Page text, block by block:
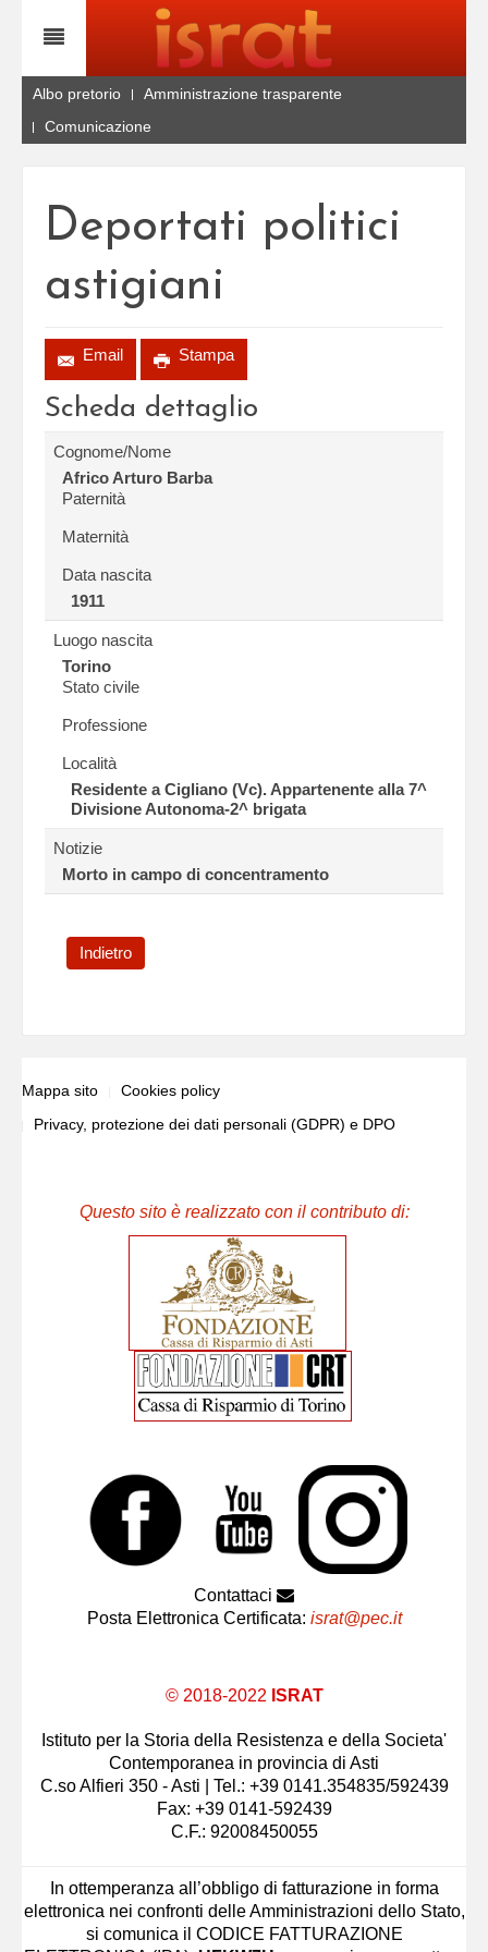
Albo pretorio
Amministrazione trasparente
Comunicazione
Deportati politici
astigiani
Email Stampa
Scheda dettaglio
Cognome/Nome
Africo Arturo Barba
Paternità
Maternità
Data nascita
1911
Luogo nascita
Torino
Stato civile
Professione
Località
Residente a Cigliano (Vc). Appartenente alla 7^
Divisione Autonoma-2^ brigata
Notizie
Morto in campo di concentramento
Indietro
Mappa sito
Cookies policy
Privacy, protezione dei dati personali (GDPR) e DPO
Questo sito è realizzato con il contributo di:
Contattaci
Posta Elettronica Certificata: israt@pec.it
© 2018-2022 ISRAT
Istituto per la Storia della Resistenza e della Societa'
Contemporanea in provincia di Asti
C.so Alfieri 350 - Asti | Tel.: +39 0141.354835/592439
Fax: +39 0141-592439
C.F.: 92008450055
In ottemperanza all’obbligo di fatturazione in forma
elettronica nei confronti delle Amministrazioni dello Stato,
si comunica il CODICE FATTURAZIONE